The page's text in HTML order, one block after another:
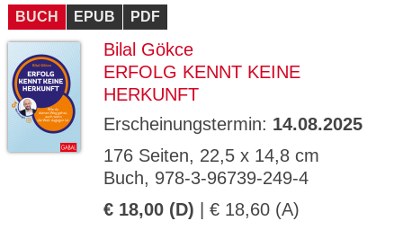
BUCH EPUB PDF
Bilal Gökce
ERFOLG KENNT KEINE
HERKUNFT
Erscheinungstermin: 14.08.2025
176 Seiten, 22,5 x 14,8 cm
Buch, 978-3-96739-249-4
€ 18,00 (D) | € 18,60 (A)